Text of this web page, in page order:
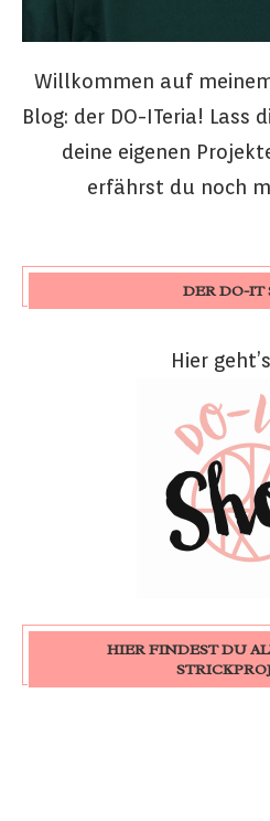
Willkommen auf
Blog: der DO-ITeria! Lass
deine eigenen
erfährst du noch
DER DO-IT
Hier
HIER FINDEST DU